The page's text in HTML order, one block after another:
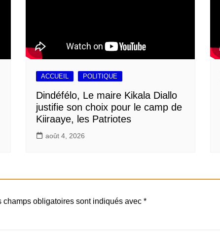
ACCUEIL POLITIQUE
Dindéfélo, Le maire Kikala Diallo
justifie son choix pour le camp de
Kiiraaye, les Patriotes
août 4, 2026
champs obligatoires sont indiqués avec *